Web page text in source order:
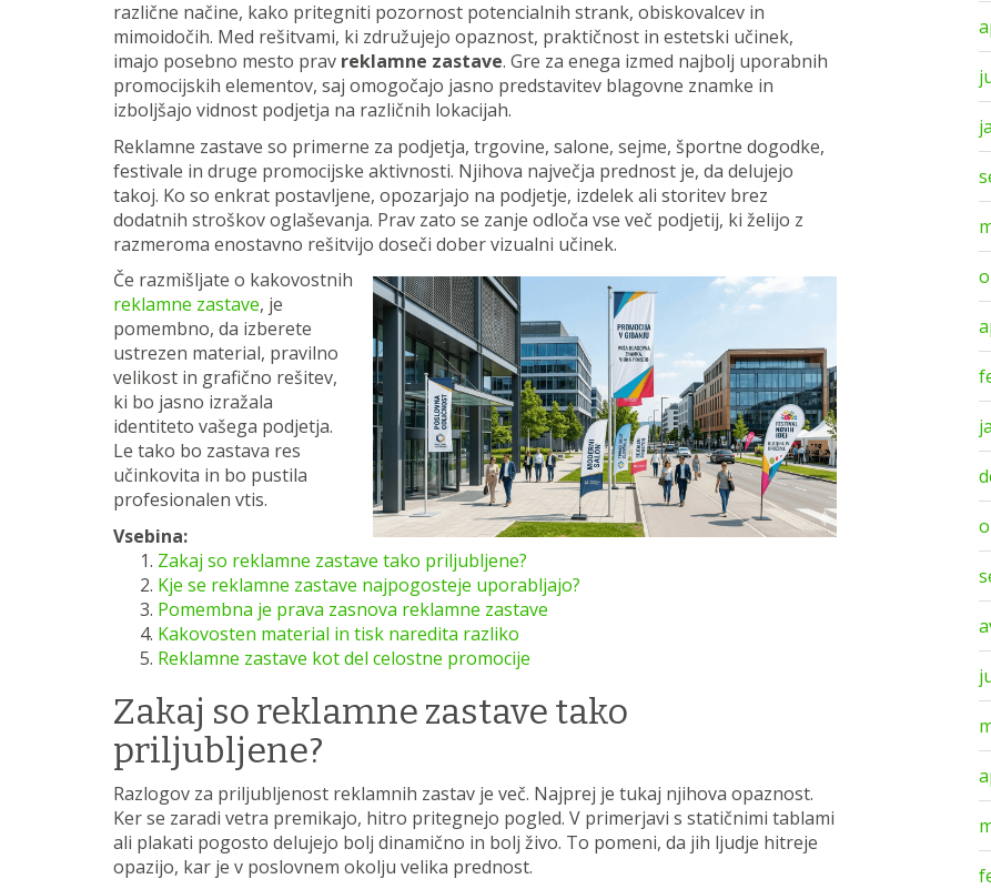
različne načine, kako pritegniti pozornost potencialnih strank, obiskovalcev in
mimoidočih. Med rešitvami, ki združujejo opaznost, praktičnost in estetski učinek,
imajo posebno mesto prav reklamne zastave. Gre za enega izmed najbolj uporabnih
promocijskih elementov, saj omogočajo jasno predstavitev blagovne znamke in
izboljšajo vidnost podjetja na različnih lokacijah.
Reklamne zastave so primerne za podjetja, trgovine, salone, sejme, športne dogodke,
festivale in druge promocijske aktivnosti. Njihova največja prednost je, da delujejo
takoj. Ko so enkrat postavljene, opozarjajo na podjetje, izdelek ali storitev brez
dodatnih stroškov oglaševanja. Prav zato se zanje odloča vse več podjetij, ki želijo z
razmeroma enostavno rešitvijo doseči dober vizualni učinek.
Če razmišljate o kakovostnih
reklamne zastave, je
pomembno, da izberete
ustrezen material, pravilno
velikost in grafično rešitev,
ki bo jasno izražala
identiteto vašega podjetja.
Le tako bo zastava res
učinkovita in bo pustila
profesionalen vtis.
Vsebina:
Zakaj so reklamne zastave tako priljubljene?
Kje se reklamne zastave najpogosteje uporabljajo?
Pomembna je prava zasnova reklamne zastave
Kakovosten material in tisk naredita razliko
Reklamne zastave kot del celostne promocije
Zakaj so reklamne zastave tako
priljubljene?
Razlogov za priljubljenost reklamnih zastav je več. Najprej je tukaj njihova opaznost.
Ker se zaradi vetra premikajo, hitro pritegnejo pogled. V primerjavi s statičnimi tablami
ali plakati pogosto delujejo bolj dinamično in bolj živo. To pomeni, da jih ljudje hitreje
opazijo, kar je v poslovnem okolju velika prednost.